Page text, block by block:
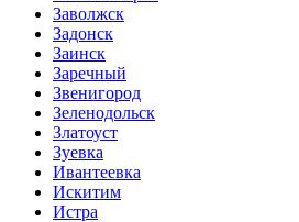
Заволжск
Задонск
Заинск
Заречный
Звенигород
Зеленодольск
Златоуст
Зуевка
Ивантеевка
Искитим
Истра